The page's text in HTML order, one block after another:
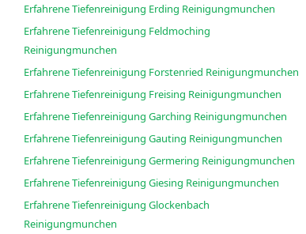
Erfahrene Tiefenreinigung Erding Reinigungmunchen
Erfahrene Tiefenreinigung Feldmoching
Reinigungmunchen
Erfahrene Tiefenreinigung Forstenried Reinigungmunchen
Erfahrene Tiefenreinigung Freising Reinigungmunchen
Erfahrene Tiefenreinigung Garching Reinigungmunchen
Erfahrene Tiefenreinigung Gauting Reinigungmunchen
Erfahrene Tiefenreinigung Germering Reinigungmunchen
Erfahrene Tiefenreinigung Giesing Reinigungmunchen
Erfahrene Tiefenreinigung Glockenbach
Reinigungmunchen